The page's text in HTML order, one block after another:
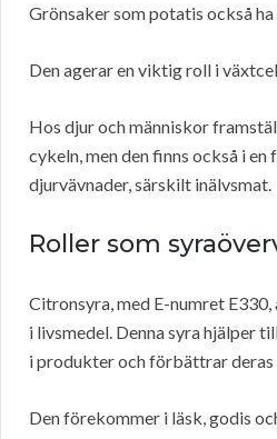
Grönsaker som potatis också
Den agerar en viktig roll i
Hos djur och människor
cykeln, men den finns också i
djurvävnader, särskilt inälvsmat.
Roller som
Citronsyra, med E-numret
i livsmedel. Denna syra hjälper
i produkter och förbättrar
Den förekommer i läsk, godis